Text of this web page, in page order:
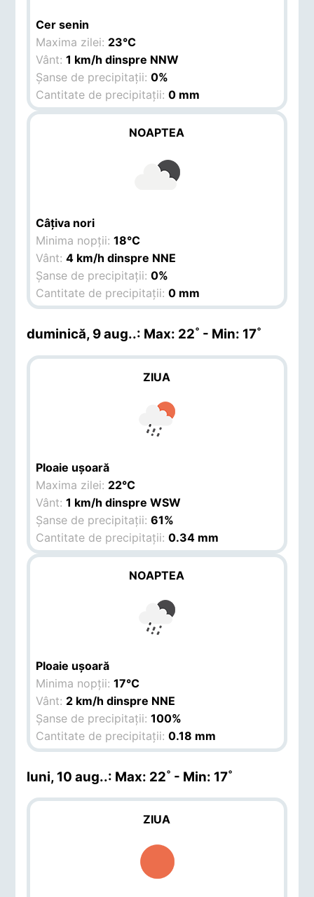
Cer senin
Maxima zilei: 23°C
Vânt:1 km/h dinspre NNW
Șanse de precipitații:0%
Cantitate de precipitații:0 mm
NOAPTEA
Câțiva nori
Minima nopții:18°C
Vânt:4 km/h dinspre NNE
Șanse de precipitații:0%
Cantitate de precipitații:0 mm
duminică, 9 aug..: Max: 22˚ - Min: 17˚
ZIUA
Ploaie ușoară
Maxima zilei: 22°C
Vânt:1 km/h dinspre WSW
Șanse de precipitații:61%
Cantitate de precipitații:0.34 mm
NOAPTEA
Ploaie ușoară
Minima nopții:17°C
Vânt: 2 km/h dinspre NNE
Șanse de precipitații:100%
Cantitate de precipitații:0.18 mm
luni, 10 aug..: Max: 22˚ - Min: 17˚
ZIUA